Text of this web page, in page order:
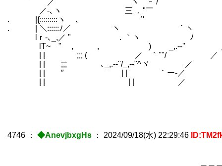
／´ ヽ ｀ｰ' /
／-､ヽ 三 ．"￣ | 剣の腕前
. |{:::::::::ヽ ､ ゛
. | ＼::::::ﾉ／ ヽ ｀
lｒ‐､_,／ " ．｀ヽ ﾉ
lT~ " , , ) _,.-‐''
| | ;;; ( ／ ｀''"/ ／
| | ;;; ゞ､_,.-‐''/_,-‐"^ヾ ／
| | ″ | | ｀ー-／
| | | | ／
4746 ： ◆AnevjbxgHs ： 2024/09/18(水) 22:29:46